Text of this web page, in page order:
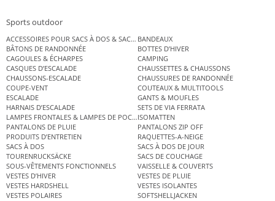
Sports outdoor
ACCESSOIRES POUR SACS À DOS & SACS ÉTANCHES
BANDEAUX
BÂTONS DE RANDONNÉE
BOTTES D’HIVER
CAGOULES & ÉCHARPES
CAMPING
CASQUES D’ESCALADE
CHAUSSETTES & CHAUSSONS
CHAUSSONS-ESCALADE
CHAUSSURES DE RANDONNÉE
COUPE-VENT
COUTEAUX & MULTITOOLS
ESCALADE
GANTS & MOUFLES
HARNAIS D’ESCALADE
SETS DE VIA FERRATA
LAMPES FRONTALES & LAMPES DE POCHEISOMATTEN
PANTALONS DE PLUIE
PANTALONS ZIP OFF
PRODUITS D’ENTRETIEN
RAQUETTES-A-NEIGE
SACS À DOS
SACS À DOS DE JOUR
TOURENRUCKSÄCKE
SACS DE COUCHAGE
SOUS-VÊTEMENTS FONCTIONNELS
VAISSELLE & COUVERTS
VESTES D’HIVER
VESTES DE PLUIE
VESTES HARDSHELL
VESTES ISOLANTES
VESTES POLAIRES
SOFTSHELLJACKEN